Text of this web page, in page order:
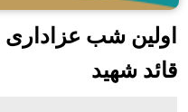
اولین شب
قائد شهید